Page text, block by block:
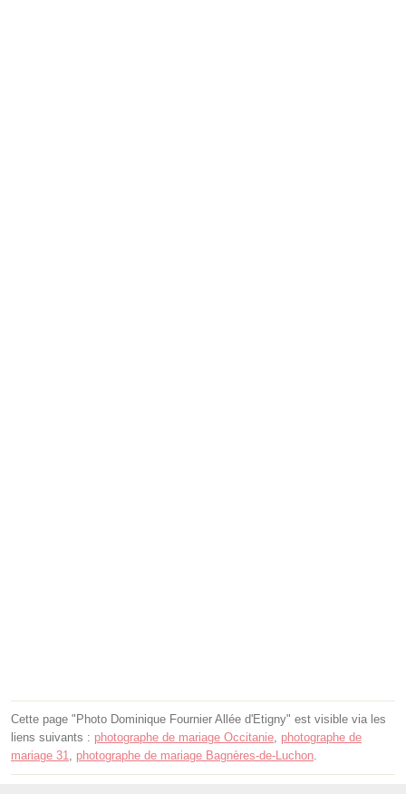
Cette page "Photo Dominique Fournier Allée d'Etigny" est visible via les
liens suivants : photographe de mariage Occitanie photographe de
mariage 31
photographe de mariage Bagnères-de-Luchon